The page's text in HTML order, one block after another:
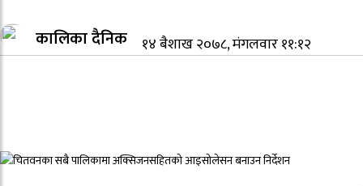
कालिका दैनिक १४ बैशाख २०७८, मंगलवार ११:१२